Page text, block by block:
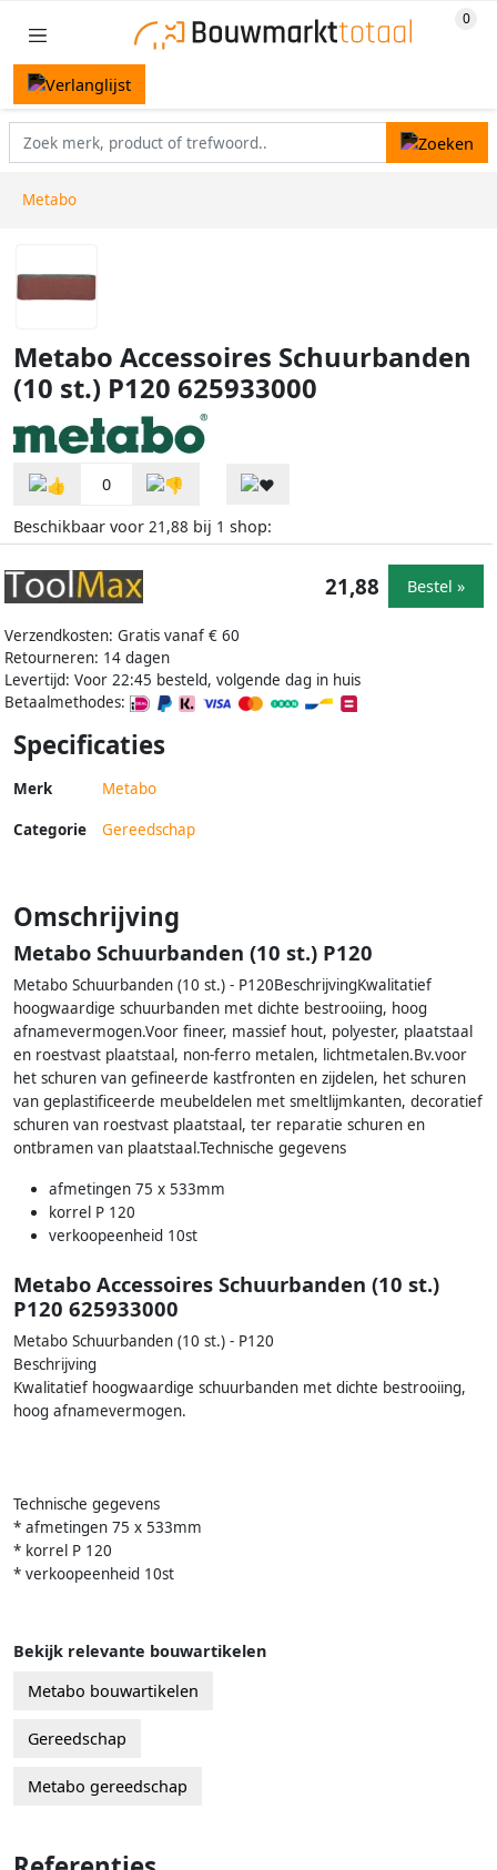
Metabo
Metabo Accessoires Schuurbanden
(10 st.) P120 625933000
0
Beschikbaar voor 21,88 bij 1 shop:
Verzendkosten: Gratis vanaf € 60
Retourneren: 14 dagen
Levertijd: Voor 22:45 besteld, volgende dag in huis
Betaalmethodes:
21,88 Bestel »
Specificaties
Merk Metabo
Categorie Gereedschap
Omschrijving
Metabo Schuurbanden (10 st.) P120
Metabo Schuurbanden (10 st.) - P120BeschrijvingKwalitatief
hoogwaardige schuurbanden met dichte bestrooiing, hoog
afnamevermogen.Voor fineer, massief hout, polyester, plaatstaal
en roestvast plaatstaal, non-ferro metalen, lichtmetalen.Bv.voor
het schuren van gefineerde kastfronten en zijdelen, het schuren
van geplastificeerde meubeldelen met smeltlijmkanten, decoratief
schuren van roestvast plaatstaal, ter reparatie schuren en
ontbramen van plaatstaal.Technische gegevens
afmetingen 75 x 533mm
korrel P 120
verkoopeenheid 10st
Metabo Accessoires Schuurbanden (10 st.)
P120 625933000
Metabo Schuurbanden (10 st.) - P120
Beschrijving
Kwalitatief hoogwaardige schuurbanden met dichte bestrooiing,
hoog afnamevermogen.
Technische gegevens
* afmetingen 75 x 533mm
* korrel P 120
* verkoopeenheid 10st
Bekijk relevante bouwartikelen
Metabo bouwartikelen
Gereedschap
Metabo gereedschap